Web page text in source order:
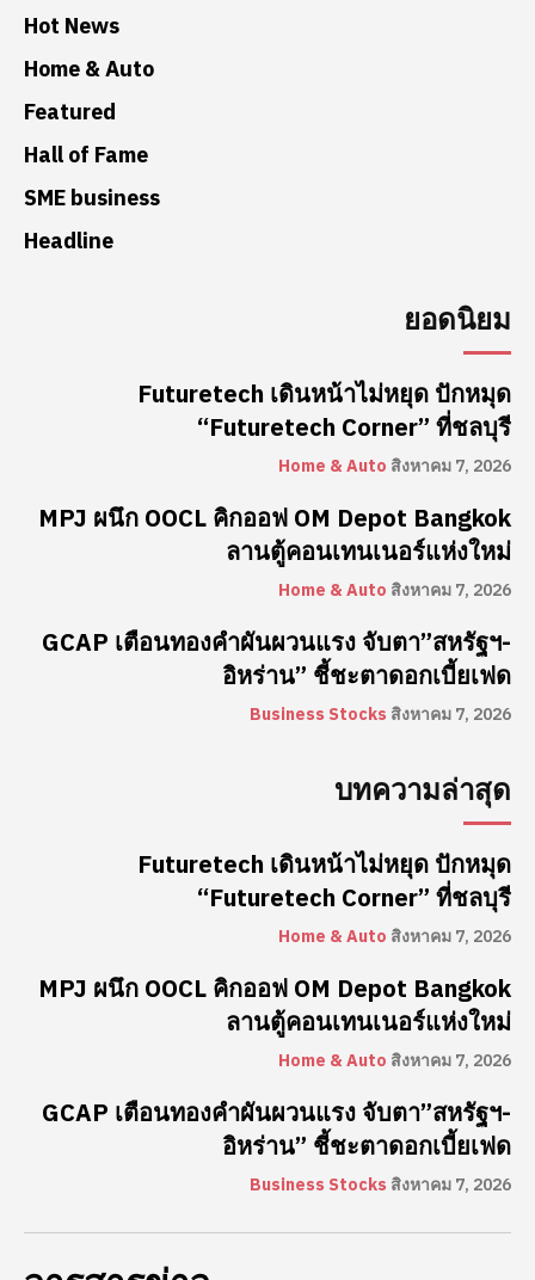
Hot News
Home & Auto
Featured
Hall of Fame
SME business
Headline
ยอดนิยม
Futuretech เดินหน้าไม่หยุด ปักหมุด
“Futuretech Corner” ที่ชลบุรี
Home & Auto สิงหาคม 7, 2026
MPJ ผนึก OOCL คิกออฟ OM Depot Bangkok
ลานตู้คอนเทนเนอร์แห่งใหม่
Home & Auto สิงหาคม 7, 2026
GCAP เตือนทองคำผันผวนแรง จับตา”สหรัฐฯ-
อิหร่าน” ชี้ชะตาดอกเบี้ยเฟด
Business Stocks สิงหาคม 7, 2026
บทความล่าสุด
Futuretech เดินหน้าไม่หยุด ปักหมุด
“Futuretech Corner” ที่ชลบุรี
Home & Auto สิงหาคม 7, 2026
MPJ ผนึก OOCL คิกออฟ OM Depot Bangkok
ลานตู้คอนเทนเนอร์แห่งใหม่
Home & Auto สิงหาคม 7, 2026
GCAP เตือนทองคำผันผวนแรง จับตา”สหรัฐฯ-
อิหร่าน” ชี้ชะตาดอกเบี้ยเฟด
Business Stocks สิงหาคม 7, 2026